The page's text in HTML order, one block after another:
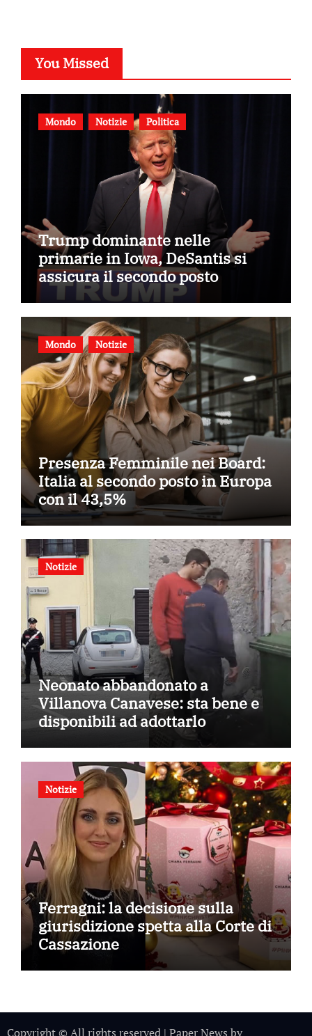
You Missed
Mondo Notizie Politica
Trump dominante nelle
primarie in Iowa, DeSantis si
assicura il secondo posto
Mondo Notizie
Presenza Femminile nei Board:
Italia al secondo posto in Europa
con il 43,5%
Notizie
Neonato abbandonato a
Villanova Canavese: sta bene e
disponibili ad adottarlo
Notizie
Ferragni: la decisione sulla
giurisdizione spetta alla Corte di
Cassazione
Copyright © All rights reserved | Paper News by